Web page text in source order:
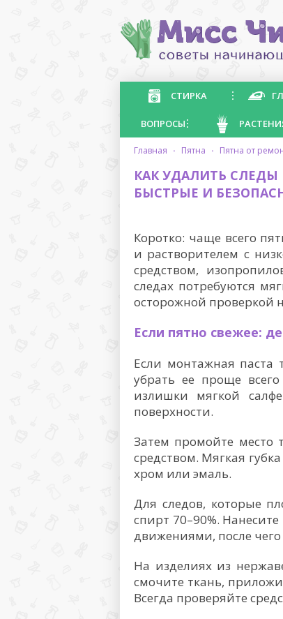
СТИРКА
ВОПРОСЫ
главная · пятна · пятна от
КАК УДАЛИТЬ
БЫСТРЫЕ И
Коротко: чаще всего
и растворителем с
средством,
следах потребуются
осторожной проверкой
Если пятно свежее:
Если монтажная паста
убрать ее проще
излишки мягкой
поверхности.
Затем промойте
средством. Мягкая
хром или эмаль.
Для следов, которые
спирт 70–90%.
движениями, после
На изделиях из
смочите ткань,
Всегда проверяйте